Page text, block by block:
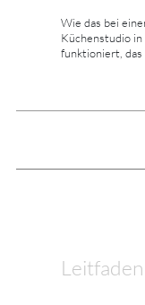
Wie das bei
Küchenstudio
funktioniert, das